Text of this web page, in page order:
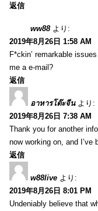
返信
ww88 より:
2019年8月26日 1:58 AM
F*ckin’ remarkable
me a e-mail?
返信
อาหารโต๊ะจีน より:
2019年8月26日 7:38 AM
Thank you for another
now working on, and I’ve
返信
w88live より:
2019年8月26日 8:01 PM
Undeniably believe that